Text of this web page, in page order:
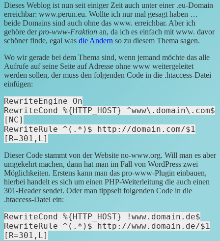
Dieses Weblog ist nun seit einiger Zeit auch unter einer .eu-Domain
erreichbar: www.perun.eu. Wollte ich nur mal gesagt haben …
beide Domains sind auch ohne das www. erreichbar. Aber ich
gehöre derpro-www-Fraktion an, da ich es einfach mit www. davor
schöner finde, egal was die Andern so zu diesem Thema sagen.
Wo wir gerade bei dem Thema sind, wenn jemand möchte das alle
Aufrufe auf seine Seite auf Adresse ohne www weitergeleitet
werden sollen, der muss den folgenden Code in die .htaccess-Datei
einfügen:
RewriteEngine On
RewriteCond %{HTTP_HOST} ^www\.domain\.com$
[NC]
RewriteRule ^(.*)$ http://domain.com/$1
[R=301,L]
Dieser Code stammt von der Website no-www.org. Will man es aber
umgekehrt machen, dann hat man im Fall von WordPress zwei
Möglichkeiten. Erstens kann man das pro-www-Plugin einbauen,
hierbei handelt es sich um einen PHP-Weiterleitung die auch einen
301-Header sendet. Oder man tippselt folgenden Code in die
.htaccess-Datei ein:
RewriteCond %{HTTP_HOST} !www.domain.de$
RewriteRule ^(.*)$ http://www.domain.de/$1
[R=301,L]